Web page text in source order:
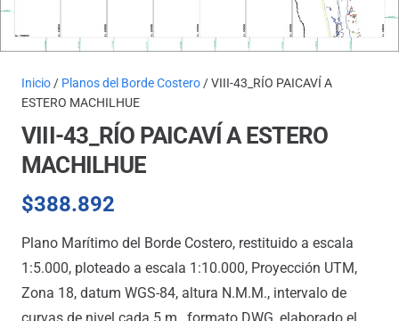
Inicio/ Planos del Borde Costero/ VIII-43_RÍO PAICAVÍ A
ESTERO MACHILHUE
VIII-43_RÍO PAICAVÍ A ESTERO
MACHILHUE
$388.892
Plano Marítimo del Borde Costero, restituido a escala
1:5.000, ploteado a escala 1:10.000, Proyección UTM,
Zona 18, datum WGS-84, altura N.M.M., intervalo de